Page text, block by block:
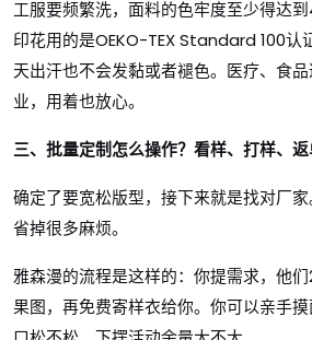
工服要频繁洗，面料的色牢度至少得达到
印花用的是OEKO-TEX Standard 100认
天出汗也不会发黏或者褪色。医疗、食
业，用着也放心。
三、批量定制怎么操作？看样、打样、
确定了要宽松版型，接下来就是找对厂
省掉很多麻烦。
雅森漫的流程是这样的：你提需求，他
果图，再免费寄样衣给你。你可以亲手